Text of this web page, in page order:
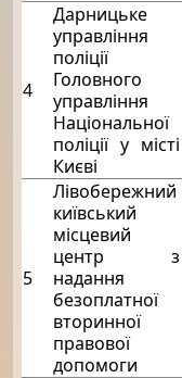
4
Дарницьке
управління
поліції
Головного
управління
Національної
поліції у місті
Києві
5
Лівобережний
київський
місцевий
центр з
надання
безоплатної
вторинної
правової
допомоги